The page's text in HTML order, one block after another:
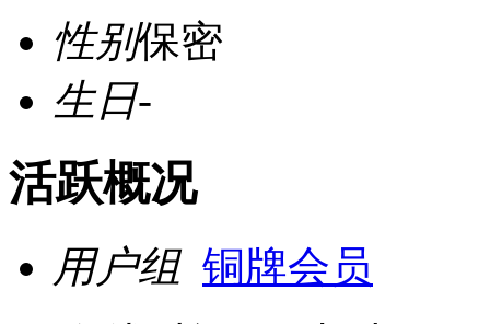
性别保密
生日-
活跃概况
用户组 铜牌会员